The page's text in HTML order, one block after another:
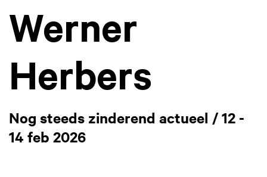
Werner
Herbers
Nog steeds zinderend actueel / 12 -
14 feb 2026